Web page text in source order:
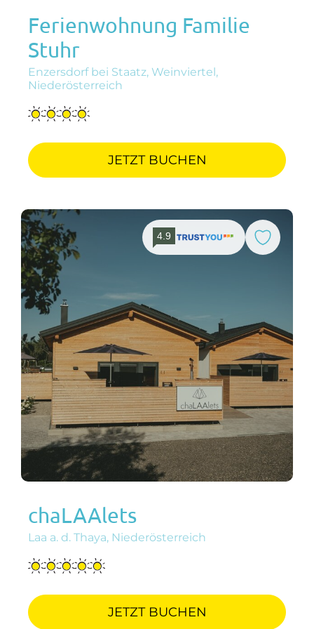
Ferienwohnung Familie
Stuhr
Enzersdorf bei Staatz, Weinviertel,
Niederösterreich
JETZT BUCHEN
4.9
chaLAAlets
Laa a. d. Thaya, Niederösterreich
JETZT BUCHEN